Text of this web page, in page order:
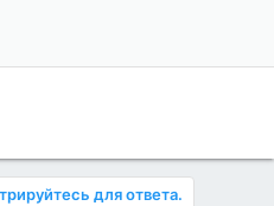
для ответа.